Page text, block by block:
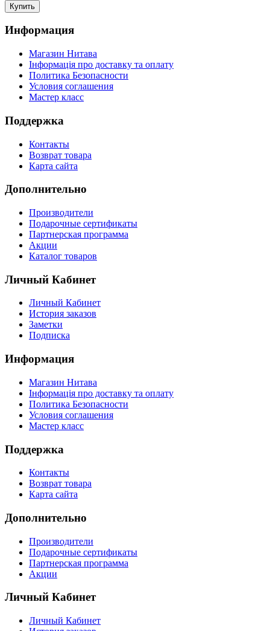
Информация
Магазин Нитава
Інформація про доставку та оплату
Политика Безопасности
Условия соглашения
Мастер класс
Поддержка
Контакты
Возврат товара
Карта сайта
Дополнительно
Производители
Подарочные сертификаты
Партнерская программа
Акции
Каталог товаров
Личный Кабинет
Личный Кабинет
История заказов
Заметки
Подписка
Информация
Магазин Нитава
Інформація про доставку та оплату
Политика Безопасности
Условия соглашения
Мастер класс
Поддержка
Контакты
Возврат товара
Карта сайта
Дополнительно
Производители
Подарочные сертификаты
Партнерская программа
Акции
Личный Кабинет
Личный Кабинет